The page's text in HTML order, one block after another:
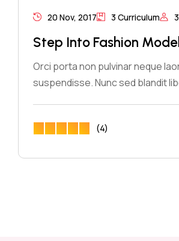
20 Nov, 2017 3 Curriculum
Step Into Fashion
Orci porta non pulvinar neque
suspendisse. Nunc sed blandit
(4)